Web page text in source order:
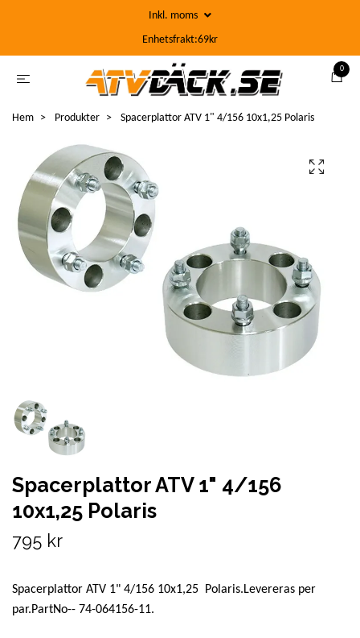
Inkl. moms
Enhetsfrakt:69kr
0
Hem Produkter Spacerplattor ATV 1" 4/156 10x1,25 Polaris
Spacerplattor ATV 1" 4/156
10x1,25 Polaris
795 kr
Spacerplattor ATV 1" 4/156 10x1,25 Polaris.Levereras per
par.PartNo-- 74-064156-11.